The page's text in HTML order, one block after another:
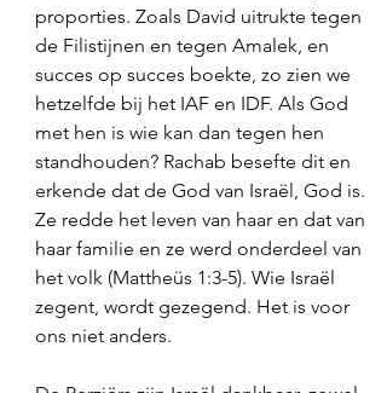
proporties. Zoals David uitrukte tegen
de Filistijnen en tegen Amalek, en
succes op succes boekte, zo zien we
hetzelfde bij het IAF en IDF. Als God
met hen is wie kan dan tegen hen
standhouden? Rachab besefte dit en
erkende dat de God van Israël, God is.
Ze redde het leven van haar en dat van
haar familie en ze werd onderdeel van
het volk (Mattheüs 1:3-5). Wie Israël
zegent, wordt gezegend. Het is voor
ons niet anders.